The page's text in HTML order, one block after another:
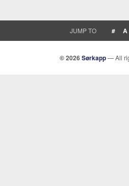
JUMP TO # A
© 2026Sørkapp— All